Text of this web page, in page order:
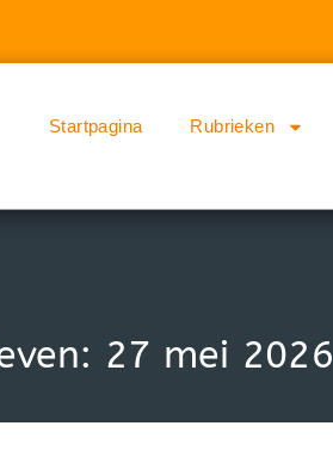
Startpagina Rubrieken
27 mei 2026